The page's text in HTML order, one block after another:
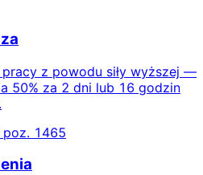
z powodu siły wyższej —
50% za 2 dni lub 16 godzin
1465